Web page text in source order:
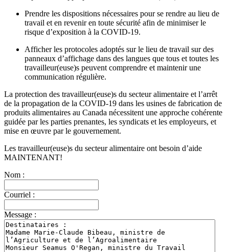
Prendre les dispositions nécessaires pour se rendre au lieu de
travail et en revenir en toute sécurité afin de minimiser le
risque d’exposition à la COVID‑19.
Afficher les protocoles adoptés sur le lieu de travail sur des
panneaux d’affichage dans des langues que tous et toutes les
travailleur(euse)s peuvent comprendre et maintenir une
communication régulière.
La protection des travailleur(euse)s du secteur alimentaire et l’arrêt
de la propagation de la COVID‑19 dans les usines de fabrication de
produits alimentaires au Canada nécessitent une approche cohérente
guidée par les parties prenantes, les syndicats et les employeurs, et
mise en œuvre par le gouvernement.
Les travailleur(euse)s du secteur alimentaire ont besoin d’aide
MAINTENANT!
Nom :
Courriel :
Message :